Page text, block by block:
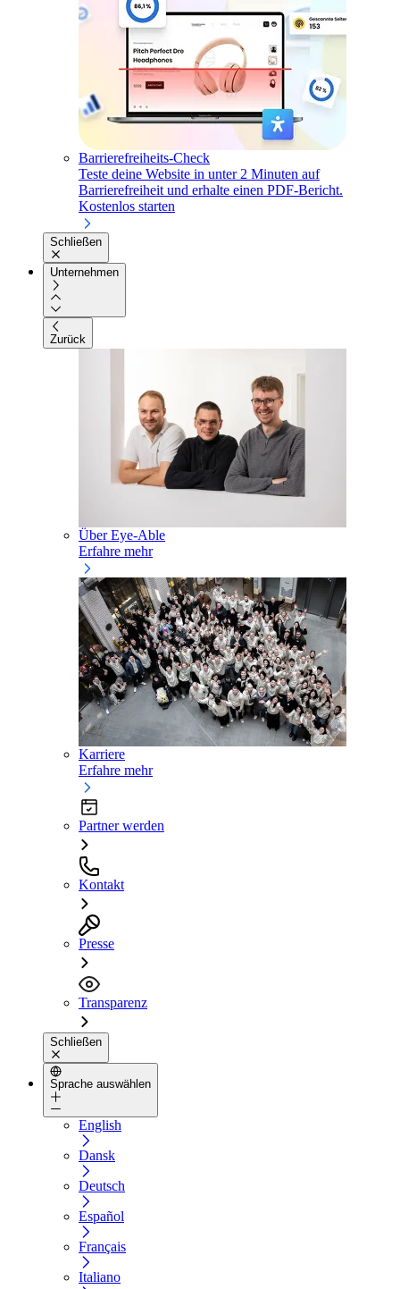
Barrierefreiheits-Check
Teste deine Website in unter 2 Minuten auf
Barrierefreiheit und erhalte einen PDF-Bericht.
Kostenlos starten
Schließen
Unternehmen
Zurück
Über Eye-Able
Erfahre mehr
Karriere
Erfahre mehr
Partner werden
Kontakt
Presse
Transparenz
Schließen
Sprache auswählen
English
Dansk
Deutsch
Español
Français
Italiano